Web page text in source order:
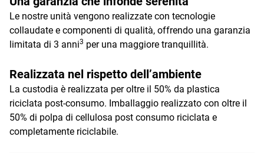
Le nostre unità vengono realizzate con tecnologie
collaudate e componenti di qualità, offrendo una garanzia
limitata di 3 anni3 per una maggiore tranquillità.
Realizzata nel rispetto dell’ambiente
La custodia è realizzata per oltre il 50% da plastica
riciclata post-consumo. Imballaggio realizzato con oltre il
50% di polpa di cellulosa post consumo riciclata e
completamente riciclabile.